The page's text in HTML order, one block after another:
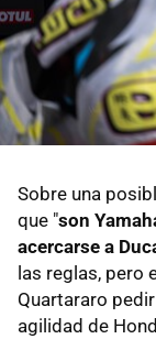
Sobre una
que "son
acercarse a
las reglas, pero
Quartararo
agilidad de